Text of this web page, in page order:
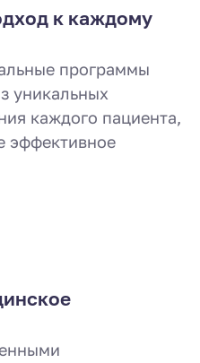
к каждому
программы
уникальных
каждого пациента,
эффективное